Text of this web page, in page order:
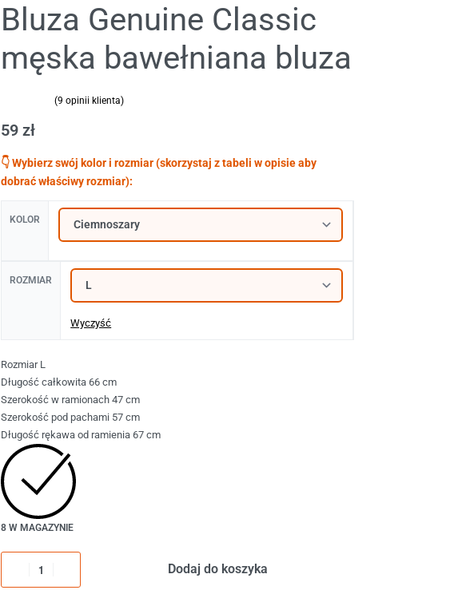
zł
zł
Bluza Genuine Classic
męska bawełniana bluza
(9 opinii klienta)
59zł
KOLOR
ROZMIAR
Wyczyść
Rozmiar L
Długość całkowita 66 cm
Szerokość w ramionach 47 cm
Szerokość pod pachami 57 cm
Długość rękawa od ramienia 67 cm
8 W MAGAZYNIE
Dodaj do koszyka